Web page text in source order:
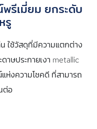
รีเมี่ยม ยกระดับ
รู
น ใช้วัสดุที่มีความแตกต่าง
ษประกายเงา metallic
ห่งความโชคดี ที่สามารถ
ต่อ